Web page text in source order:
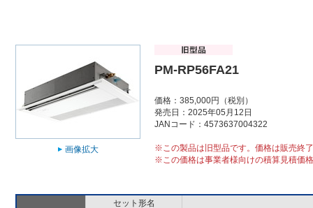
画像拡大
PM-RP56FA21
価格：385,000円（税別）
発売日：2025年05月12日
JANコード：4573637004322
※この製品は旧型品です。価格は販売終
※この価格は事業者様向けの積算見積価
セット形名